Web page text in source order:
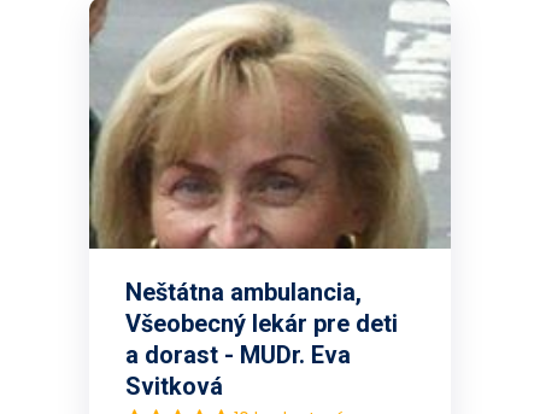
Neštátna ambulancia,
Všeobecný lekár pre deti
a dorast - MUDr. Eva
Svitková